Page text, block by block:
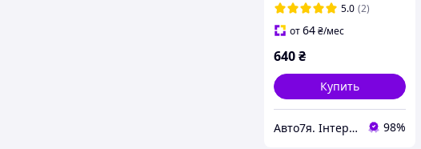
5.0 (2)
от64₴/мес
640₴
Купить
Авто7я. Інтернет магазин автотоварів avto7ya.com.ua 98%